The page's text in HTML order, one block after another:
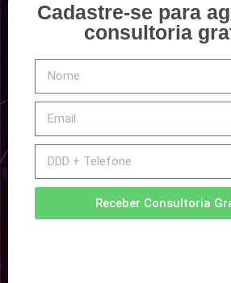
Cadastre-se para
consultoria
Receber Consultoria